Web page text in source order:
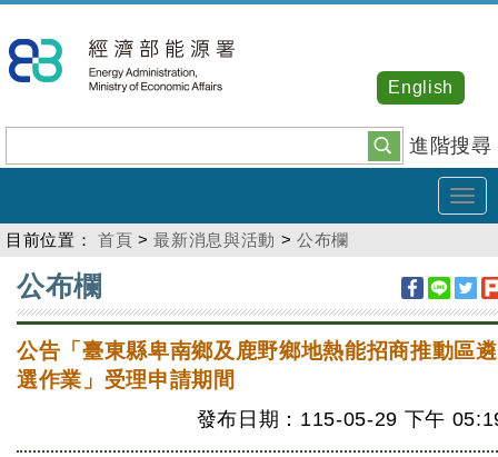
到
主
內
容
進階搜尋
English
目前位置： 首頁 >最新消息與活動 >公布欄
:::
公布欄
公告「臺東縣卑南鄉及鹿野鄉地熱能招商推動區遴
選作業」受理申請期間
發布日期：115-05-29 下午